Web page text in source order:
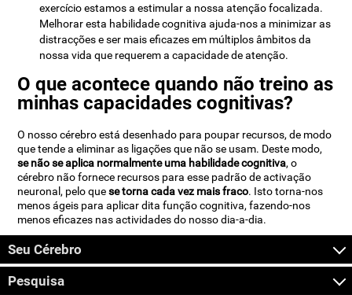
exercício estamos a estimular a nossa atenção focalizada.
Melhorar esta habilidade cognitiva ajuda-nos a minimizar as
distracções e ser mais eficazes em múltiplos âmbitos da
nossa vida que requerem a capacidade de atenção.
O que acontece quando não treino as
minhas capacidades cognitivas?
O nosso cérebro está desenhado para poupar recursos, de modo
que tende a eliminar as ligações que não se usam. Deste modo,
se não se aplica normalmente uma habilidade cognitiva, o
cérebro não fornece recursos para esse padrão de activação
neuronal, pelo quese torna cada vez mais fraco. Isto torna-nos
menos ágeis para aplicar dita função cognitiva, fazendo-nos
menos eficazes nas actividades do nosso dia-a-dia.
Seu Cérebro
Pesquisa